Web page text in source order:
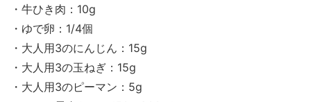
・牛ひき肉：10g
・ゆで卵：1/4個
・大人用3のにんじん：15g
・大人用3の玉ねぎ：15g
・大人用3のピーマン：5g